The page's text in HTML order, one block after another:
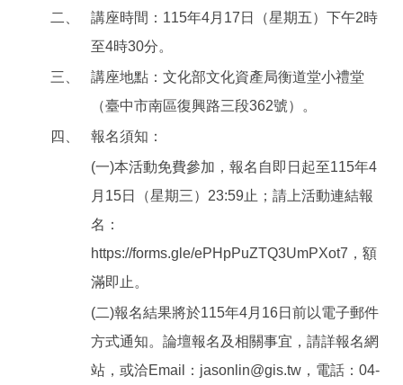
二、
講座時間：115年4月17日（星期五）下午2時
至4時30分。
三、
講座地點：文化部文化資產局衡道堂小禮堂
（臺中市南區復興路三段362號）。
四、
報名須知：
(一)本活動免費參加，報名自即日起至115年4
月15日（星期三）23:59止；請上活動連結報
名：
https://forms.gle/ePHpPuZTQ3UmPXot7，額
滿即止。
(二)報名結果將於115年4月16日前以電子郵件
方式通知。論壇報名及相關事宜，請詳報名網
站，或洽Email：jasonlin@gis.tw，電話：04-